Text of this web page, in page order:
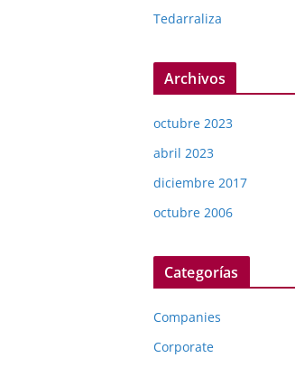
Tedarraliza
Archivos
octubre 2023
abril 2023
diciembre 2017
octubre 2006
Categorías
Companies
Corporate